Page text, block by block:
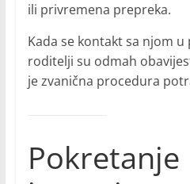
ili privremena prepreka.
Kada se kontakt sa njom
roditelji su odmah
je zvanična procedura
Pokretanje